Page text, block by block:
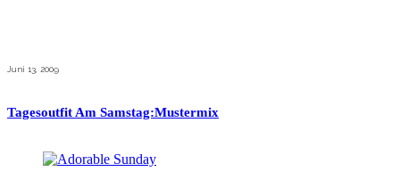
Juni 13, 2009
Tagesoutfit Am Samstag:Mustermix